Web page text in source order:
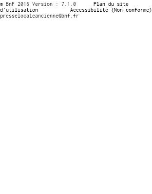
© BnF 2016 Version : 7.1.0 Plan du site
d’utilisation
Accessibilité (Non conforme)
presselocaleancienne@bnf.fr